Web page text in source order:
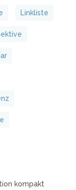
Linkliste
kompakt